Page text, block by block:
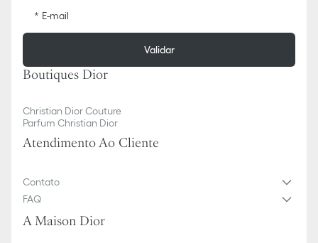
E-mail
Validar
Boutiques Dior
Christian Dior Couture
Parfum Christian Dior
Atendimento Ao Cliente
Contato
FAQ
A Maison Dior